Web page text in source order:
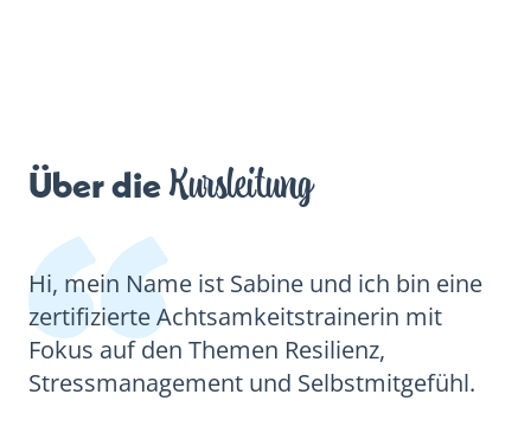
Über dieKursleitung
Hi, mein Name ist Sabine und ich bin eine
zertifizierte Achtsamkeitstrainerin mit
Fokus auf den Themen Resilienz,
Stressmanagement und Selbstmitgefühl.